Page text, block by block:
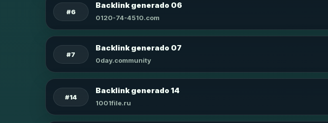
#6
Backlink generado 06
0120-74-4510.com
#7
Backlink generado 07
0day.community
#14
Backlink generado 14
1001file.ru